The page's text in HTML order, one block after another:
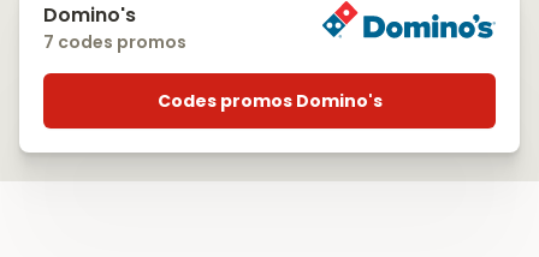
Domino's
7 codes promos
Codes promos Domino's